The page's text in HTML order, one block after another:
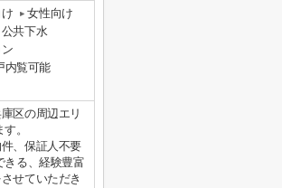
女性向け
公共下水
内覧可能
区の周辺エリ
。
、保証人不要
きる、経験豊富
せていただき